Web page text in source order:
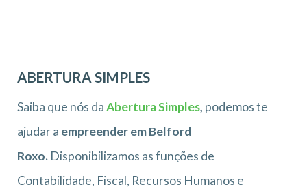
ABERTURA SIMPLES
Saiba que nós daAbertura Simples, podemos te
ajudar a empreender em Belford
Roxo. Disponibilizamos as funções de
Contabilidade, Fiscal, Recursos Humanos e